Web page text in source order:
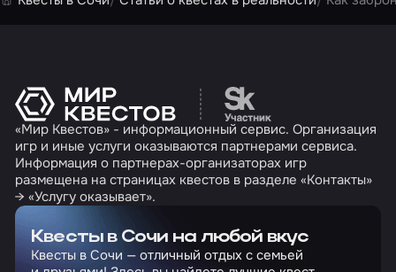
Перейти на сайт
«Мир Квестов» - информационный сервис. Организация
игр и иные услуги оказываются партнерами сервиса.
Информация о партнерах-организаторах игр
размещена на страницах квестов в разделе «Контакты»
→ «Услугу оказывает».
Квесты в Сочи на любой вкус
Квесты в Сочи — отличный отдых с семьей